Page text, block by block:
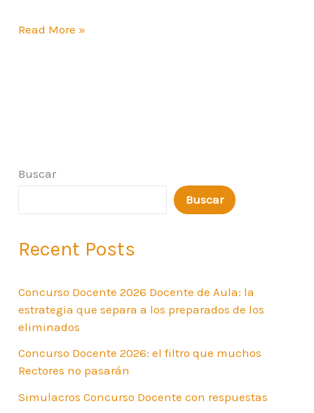
Read More »
Buscar
Buscar
Recent Posts
Concurso Docente 2026 Docente de Aula: la
estrategia que separa a los preparados de los
eliminados
Concurso Docente 2026: el filtro que muchos
Rectores no pasarán
Simulacros Concurso Docente con respuestas